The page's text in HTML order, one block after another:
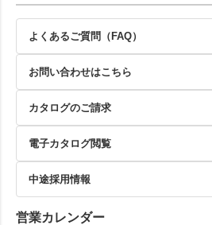
よくあるご質問（FAQ）
お問い合わせはこちら
カタログのご請求
電子カタログ閲覧
中途採用情報
営業カレンダー